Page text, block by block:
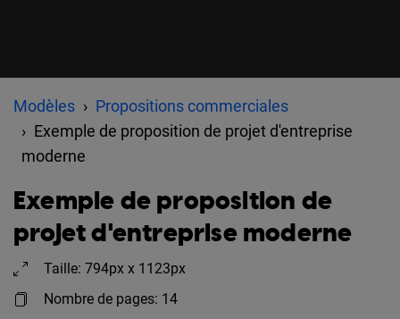
Modèles
Propositions commerciales
Exemple de proposition de projet d'entreprise
moderne
Exemple de proposition de
projet d'entreprise moderne
Taille: 794px x 1123px
Nombre de pages: 14